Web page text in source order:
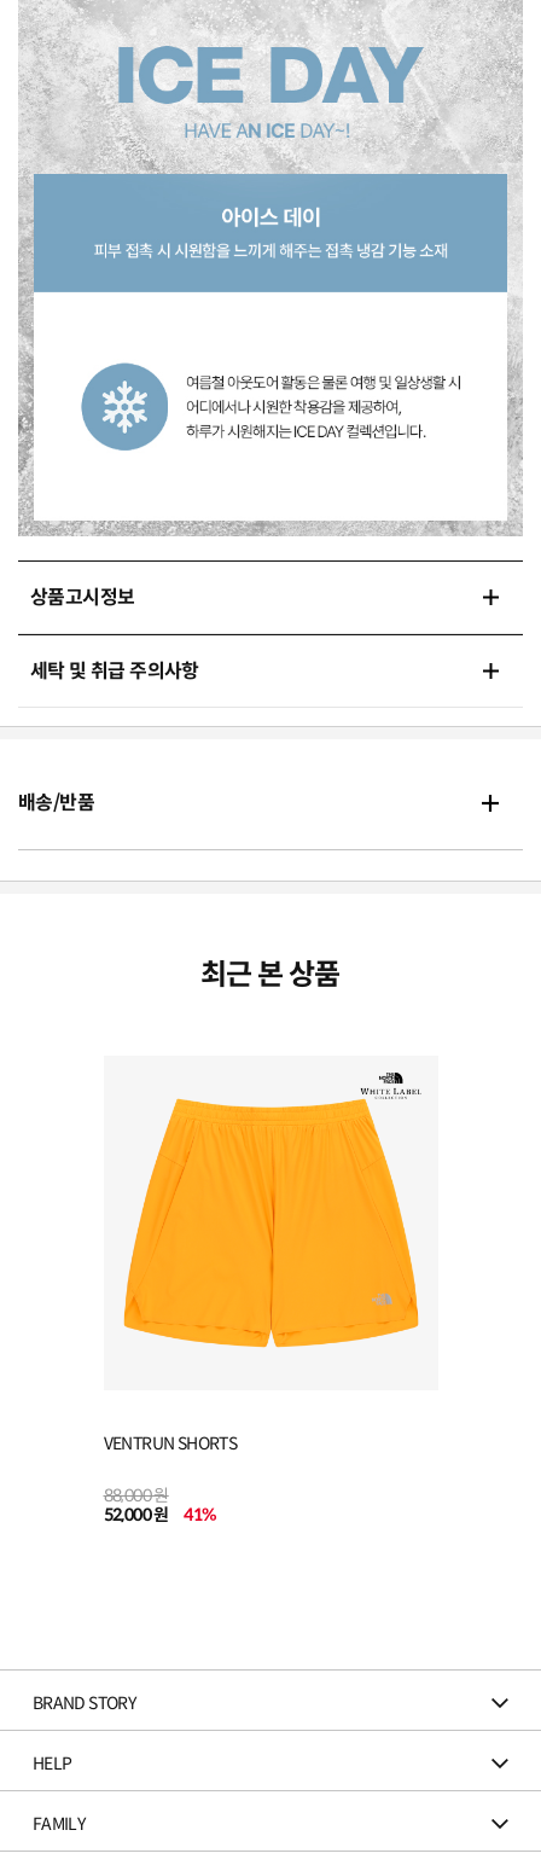
상품고시정보
세탁 및 취급 주의사항
배송/반품
최근 본 상품
VENTRUN SHORTS
88,000 원
52,000 원
41%
BRAND STORY
HELP
FAMILY